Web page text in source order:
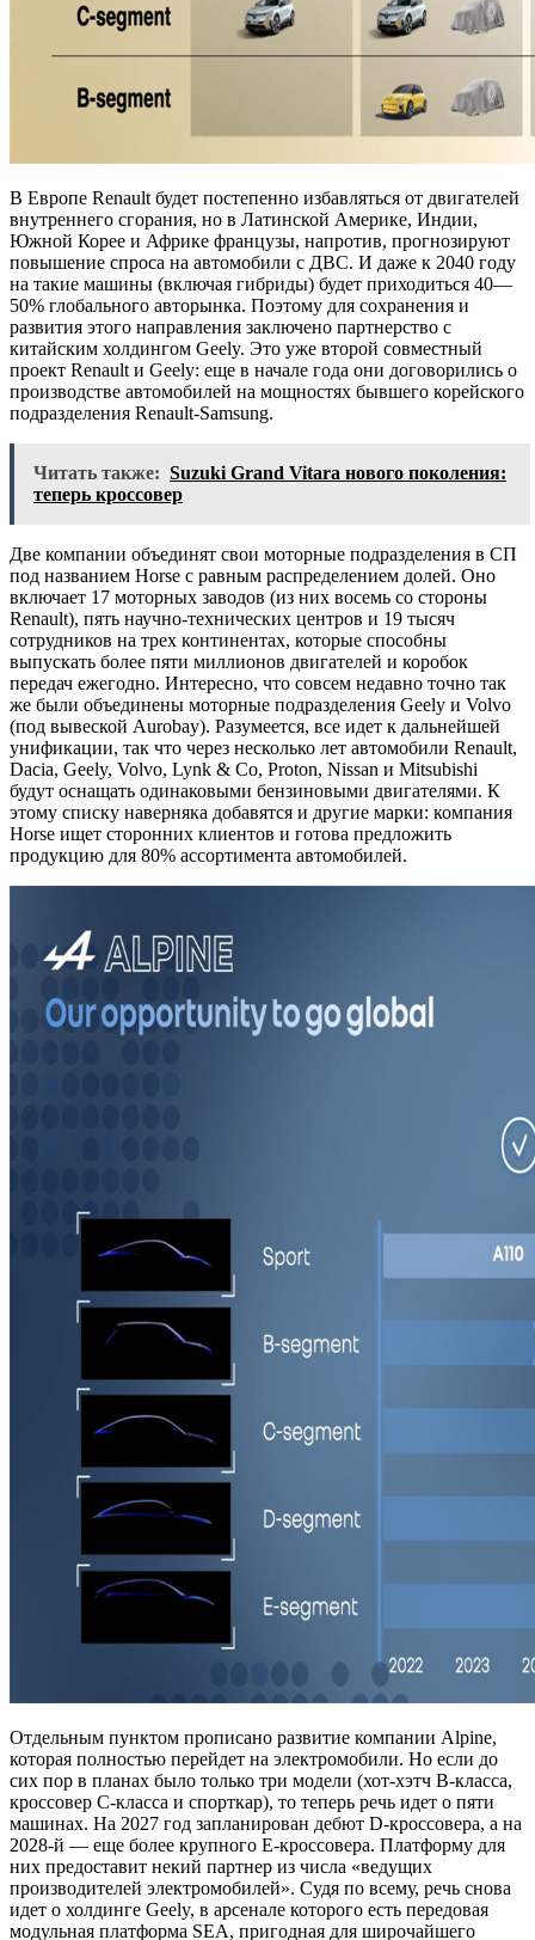
В Европе Renault будет постепенно избавляться от двигателей
внутреннего сгорания, но в Латинской Америке, Индии,
Южной Корее и Африке французы, напротив, прогнозируют
повышение спроса на автомобили с ДВС. И даже к 2040 году
на такие машины (включая гибриды) будет приходиться 40—
50% глобального авторынка. Поэтому для сохранения и
развития этого направления заключено партнерство с
китайским холдингом Geely. Это уже второй совместный
проект Renault и Geely: еще в начале года они договорились о
производстве автомобилей на мощностях бывшего корейского
подразделения Renault-Samsung.
Читать также: Suzuki Grand Vitara нового поколения:
теперь кроссовер
Две компании объединят свои моторные подразделения в СП
под названием Horse с равным распределением долей. Оно
включает 17 моторных заводов (из них восемь со стороны
Renault), пять научно-технических центров и 19 тысяч
сотрудников на трех континентах, которые способны
выпускать более пяти миллионов двигателей и коробок
передач ежегодно. Интересно, что совсем недавно точно так
же были объединены моторные подразделения Geely и Volvo
(под вывеской Aurobay). Разумеется, все идет к дальнейшей
унификации, так что через несколько лет автомобили Renault,
Dacia, Geely, Volvo, Lynk & Co, Proton, Nissan и Mitsubishi
будут оснащать одинаковыми бензиновыми двигателями. К
этому списку наверняка добавятся и другие марки: компания
Horse ищет сторонних клиентов и готова предложить
продукцию для 80% ассортимента автомобилей.
Отдельным пунктом прописано развитие компании Alpine,
которая полностью перейдет на электромобили. Но если до
сих пор в планах было только три модели (хот-хэтч B-класса,
кроссовер C-класса и спорткар), то теперь речь идет о пяти
машинах. На 2027 год запланирован дебют D-кроссовера, а на
2028-й — еще более крупного E-кроссовера. Платформу для
них предоставит некий партнер из числа «ведущих
производителей электромобилей». Судя по всему, речь снова
идет о холдинге Geely, в арсенале которого есть передовая
модульная платформа SEA, пригодная для широчайшего